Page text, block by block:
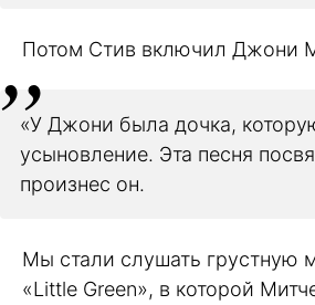
Потом Стив включил Джони
«У Джони была дочка,
усыновление. Эта песня
произнес он.
Мы стали слушать грустную
«Little Green», в которой